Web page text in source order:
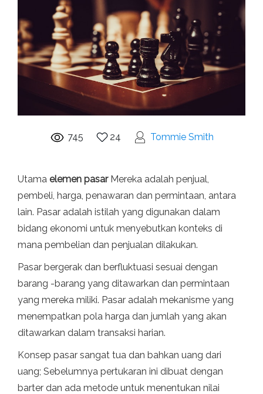
745 24 Tommie Smith
Utama elemen pasarMereka adalah penjual,
pembeli, harga, penawaran dan permintaan, antara
lain. Pasar adalah istilah yang digunakan dalam
bidang ekonomi untuk menyebutkan konteks di
mana pembelian dan penjualan dilakukan.
Pasar bergerak dan berfluktuasi sesuai dengan
barang -barang yang ditawarkan dan permintaan
yang mereka miliki. Pasar adalah mekanisme yang
menempatkan pola harga dan jumlah yang akan
ditawarkan dalam transaksi harian.
Konsep pasar sangat tua dan bahkan uang dari
uang; Sebelumnya pertukaran ini dibuat dengan
barter dan ada metode untuk menentukan nilai